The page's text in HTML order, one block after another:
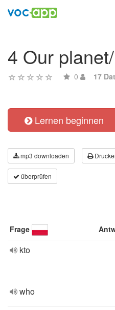
4 Our
0 17
Lernen beginnen
mp3 downloaden
überprüfen
Frage
kto
who